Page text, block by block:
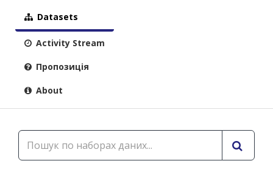
Datasets
Activity Stream
Пропозиція
About